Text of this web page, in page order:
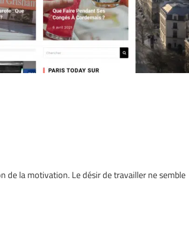
la motivation. Le désir de travailler ne semble